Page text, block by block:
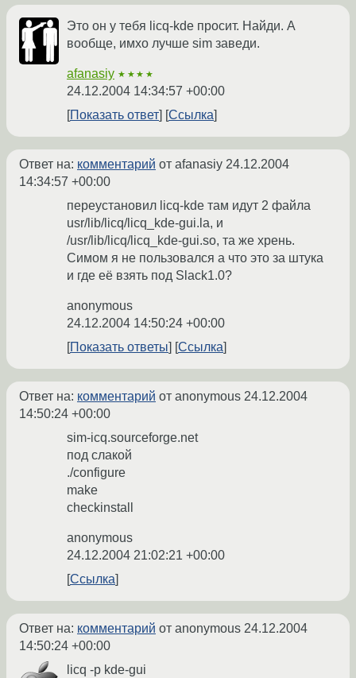
Это он у тебя licq-kde просит. Найди. А
вообще, имхо лучше sim заведи.
afanasiy ★★★★
24.12.2004 14:34:57 +00:00
Показать ответ
Ссылка
Ответ на: комментарий от afanasiy 24.12.2004
14:34:57 +00:00
переустановил licq-kde там идут 2 файла
usr/lib/licq/licq_kde-gui.la, и
/usr/lib/licq/licq_kde-gui.so, та же хрень.
Симом я не пользовался а что это за штука
и где её взять под Slack1.0?
anonymous
24.12.2004 14:50:24 +00:00
Показать ответы
Ссылка
Ответ на: комментарий от anonymous 24.12.2004
14:50:24 +00:00
sim-icq.sourceforge.net
под слакой
./configure
make
checkinstall
anonymous
24.12.2004 21:02:21 +00:00
Ссылка
Ответ на: комментарий от anonymous 24.12.2004
14:50:24 +00:00
licq -p kde-gui